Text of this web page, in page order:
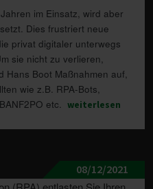
im Einsatz, wird aber
Dies frustriert neue
privat digitaler unterwegs
sie nicht zu verlieren,
Hans Boot Maßnahmen auf,
wie z.B. RPA-Bots,
etc.weiterlesen
08/12/2021